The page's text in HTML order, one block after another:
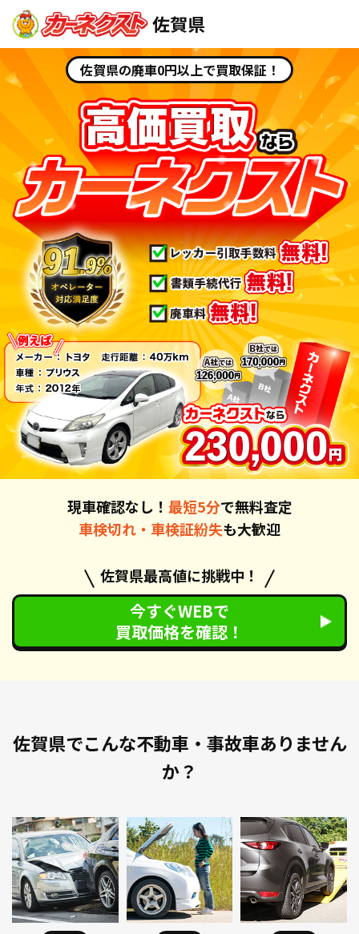
佐賀県
佐賀県の廃車0円以上で買取保証！
現車確認なし！ 最短5分で無料査定
車検切れ・車検証紛失も大歓迎
佐賀県最高値に挑戦中！
今すぐWEBで
買取価格を確認！
佐賀県でこんな不動車・事故車ありません
か？